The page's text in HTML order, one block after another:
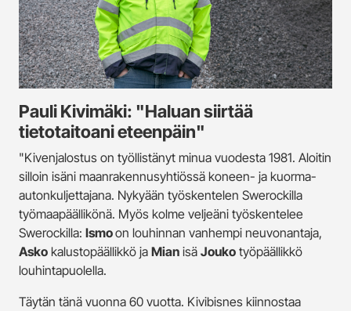
Pauli Kivimäki: "Haluan siirtää
tietotaitoani eteenpäin"
"Kivenjalostus on työllistänyt minua vuodesta 1981. Aloitin
silloin isäni maanrakennusyhtiössä koneen- ja kuorma-
autonkuljettajana. Nykyään työskentelen Swerockilla
työmaapäällikönä. Myös kolme veljeäni työskentelee
Swerockilla: Ismoon louhinnan vanhempi neuvonantaja,
Asko kalustopäällikkö ja Mian isä Jouko työpäällikkö
louhintapuolella.
Täytän tänä vuonna 60 vuotta. Kivibisnes kiinnostaa